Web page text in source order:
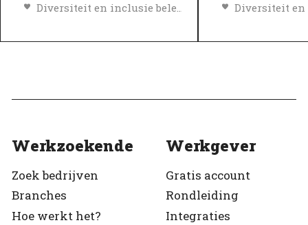
Diversiteit en inclusie beleid
Werkzoekende
Zoek bedrijven
Branches
Hoe werkt het?
Werkgever
Gratis account
Rondleiding
Integraties